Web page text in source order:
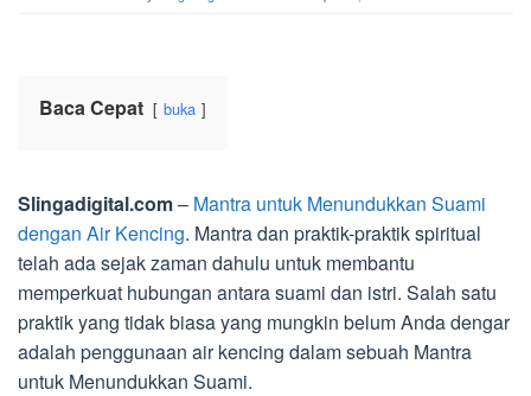
Baca Cepat buka
Slingadigital.com– Mantra untuk Menundukkan Suami
dengan Air Kencing. Mantra dan praktik-praktik spiritual
telah ada sejak zaman dahulu untuk membantu
memperkuat hubungan antara suami dan istri. Salah satu
praktik yang tidak biasa yang mungkin belum Anda dengar
adalah penggunaan air kencing dalam sebuah Mantra
untuk Menundukkan Suami.